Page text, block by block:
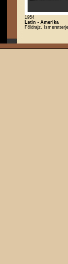
1954
Latin - Amerika
Földrajz,